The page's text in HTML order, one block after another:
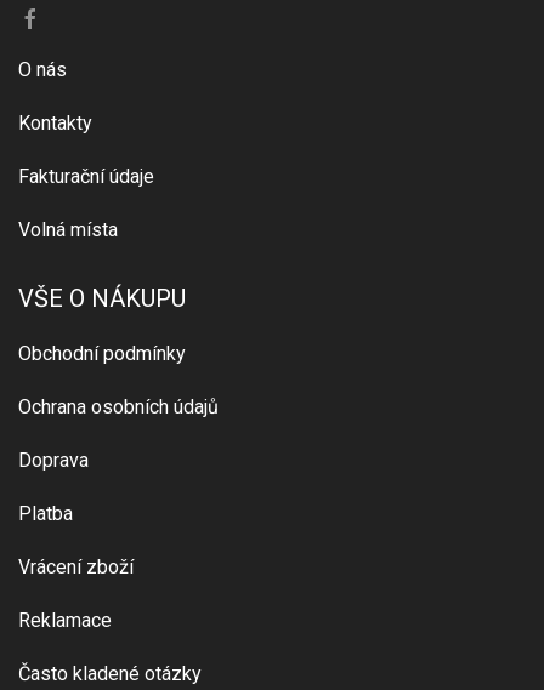
O nás
Kontakty
Fakturační údaje
Volná místa
VŠE O NÁKUPU
Obchodní podmínky
Ochrana osobních údajů
Doprava
Platba
Vrácení zboží
Reklamace
Často kladené otázky